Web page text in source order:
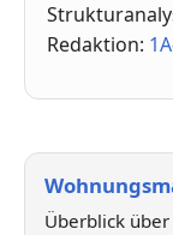
Redaktion:
Überblick